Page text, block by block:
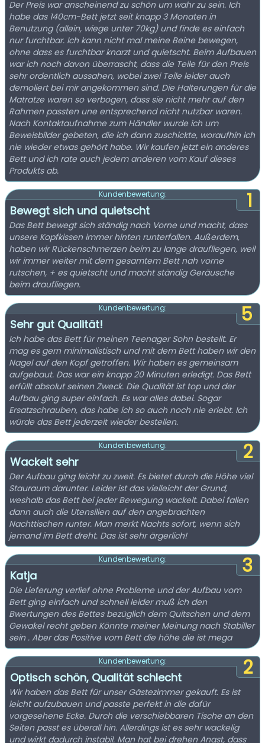
Der Preis war anscheinend zu schön um wahr zu sein. Ich
habe das 140cm-Bett jetzt seit knapp 3 Monaten in
Benutzung (allein, wiege unter 70kg) und finde es einfach
nur furchtbar. Ich kann nicht mal meine Beine bewegen,
ohne dass es furchtbar knarzt und quietscht. Beim Aufbauen
war ich noch davon überrascht, dass die Teile für den Preis
sehr ordentlich aussahen, wobei zwei Teile leider auch
demoliert bei mir angekommen sind. Die Halterungen für die
Matratze waren so verbogen, dass sie nicht mehr auf den
Rahmen passten une entsprechend nicht nutzbar waren.
Nach Kontaktaufnahme zum Händler wurde ich um
Beweisbilder gebeten, die ich dann zuschickte, woraufhin ich
nie wieder etwas gehört habe. Wir kaufen jetzt ein anderes
Bett und ich rate auch jedem anderen vom Kauf dieses
Produkts ab.
1
Kundenbewertung:
Bewegt sich und quietscht
Das Bett bewegt sich ständig nach Vorne und macht, dass
unsere Kopfkissen immer hinten runterfallen. Außerdem,
haben wir Rückenschmerzen beim zu lange draufliegen, weil
wir immer weiter mit dem gesamtem Bett nah vorne
rutschen, + es quietscht und macht ständig Geräusche
beim draufliegen.
5
Kundenbewertung:
Sehr gut Qualität!
Ich habe das Bett für meinen Teenager Sohn bestellt. Er
mag es gern minimalistisch und mit dem Bett haben wir den
Nagel auf den Kopf getroffen. Wir haben es gemeinsam
aufgebaut. Das war ein knapp 20 Minuten erledigt. Das Bett
erfüllt absolut seinen Zweck. Die Qualität ist top und der
Aufbau ging super einfach. Es war alles dabei. Sogar
Ersatzschrauben, das habe ich so auch noch nie erlebt. Ich
würde das Bett jederzeit wieder bestellen.
2
Kundenbewertung:
Wackelt sehr
Der Aufbau ging leicht zu zweit. Es bietet durch die Höhe viel
Stauraum darunter. Leider ist das vielleicht der Grund,
weshalb das Bett bei jeder Bewegung wackelt. Dabei fallen
dann auch die Utensilien auf den angebrachten
Nachttischen runter. Man merkt Nachts sofort, wenn sich
jemand im Bett dreht. Das ist sehr ärgerlich!
3
Kundenbewertung:
Katja
Die Lieferung verlief ohne Probleme und der Aufbau vom
Bett ging einfach und schnell leider muß ich den
Bwertungen des Bettes bezüglich dem Quitschen und dem
Gewakel recht geben Könnte meiner Meinung nach Stabiller
sein . Aber das Positive vom Bett die höhe die ist mega
2
Kundenbewertung:
Optisch schön, Qualität schlecht
Wir haben das Bett für unser Gästezimmer gekauft. Es ist
leicht aufzubauen und passte perfekt in die dafür
vorgesehene Ecke. Durch die verschiebbaren Tische an den
Seiten passt es überall hin. Allerdings ist es sehr wackelig
und wirkt dadurch instabil. Man hat bei drehen Angst, dass